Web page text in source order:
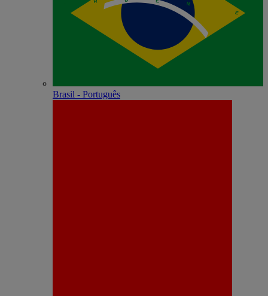
Brasil - Português